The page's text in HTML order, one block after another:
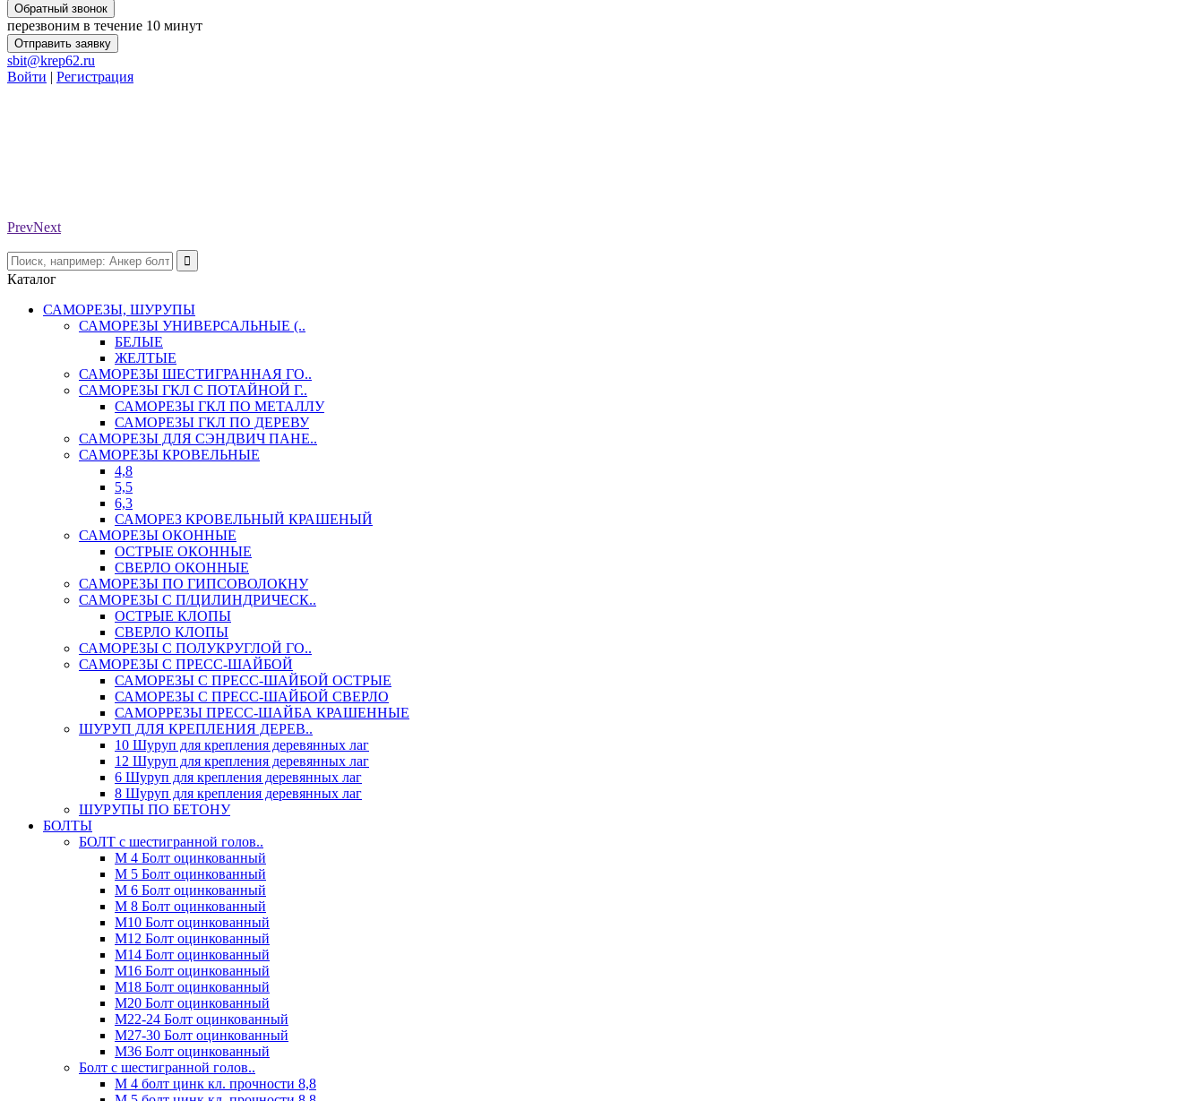
Обратный звонок
перезвоним в течение 10 минут
Отправить заявку
sbit@krep62.ru
Войти | Регистрация
PrevNext
Каталог
САМОРЕЗЫ, ШУРУПЫ
САМОРЕЗЫ УНИВЕРСАЛЬНЫЕ (..
БЕЛЫЕ
ЖЕЛТЫЕ
САМОРЕЗЫ ШЕСТИГРАННАЯ ГО..
САМОРЕЗЫ ГКЛ С ПОТАЙНОЙ Г..
САМОРЕЗЫ ГКЛ ПО МЕТАЛЛУ
САМОРЕЗЫ ГКЛ ПО ДЕРЕВУ
САМОРЕЗЫ ДЛЯ СЭНДВИЧ ПАНЕ..
САМОРЕЗЫ КРОВЕЛЬНЫЕ
4,8
5,5
6,3
САМОРЕЗ КРОВЕЛЬНЫЙ КРАШЕНЫЙ
САМОРЕЗЫ ОКОННЫЕ
ОСТРЫЕ ОКОННЫЕ
СВЕРЛО ОКОННЫЕ
САМОРЕЗЫ ПО ГИПСОВОЛОКНУ
САМОРЕЗЫ С П/ЦИЛИНДРИЧЕСК..
ОСТРЫЕ КЛОПЫ
СВЕРЛО КЛОПЫ
САМОРЕЗЫ С ПОЛУКРУГЛОЙ ГО..
САМОРЕЗЫ С ПРЕСС-ШАЙБОЙ
САМОРЕЗЫ С ПРЕСС-ШАЙБОЙ ОСТРЫЕ
САМОРЕЗЫ С ПРЕСС-ШАЙБОЙ СВЕРЛО
САМОРРЕЗЫ ПРЕСС-ШАЙБА КРАШЕННЫЕ
ШУРУП ДЛЯ КРЕПЛЕНИЯ ДЕРЕВ..
10 Шуруп для крепления деревянных лаг
12 Шуруп для крепления деревянных лаг
6 Шуруп для крепления деревянных лаг
8 Шуруп для крепления деревянных лаг
ШУРУПЫ ПО БЕТОНУ
БОЛТЫ
БОЛТ с шестигранной голов..
М 4 Болт оцинкованный
М 5 Болт оцинкованный
М 6 Болт оцинкованный
М 8 Болт оцинкованный
М10 Болт оцинкованный
М12 Болт оцинкованный
М14 Болт оцинкованный
М16 Болт оцинкованный
М18 Болт оцинкованный
М20 Болт оцинкованный
М22-24 Болт оцинкованный
М27-30 Болт оцинкованный
М36 Болт оцинкованный
Болт с шестигранной голов..
М 4 болт цинк кл. прочности 8,8